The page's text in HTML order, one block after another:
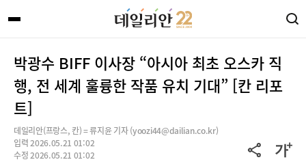
박광수 BIFF 이사장 “아시아 최초 오스카 직
행, 전 세계 훌륭한 작품 유치 기대” [칸 리포
트]
데일리안(프랑스, 칸) = 류지윤 기자 (yoozi44@dailian.co.kr)
입력 2026.05.21 01:02
수정 2026.05.21 01:02